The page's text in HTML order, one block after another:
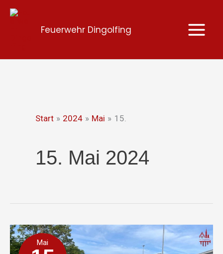
Zum
Feuerwehr Dingolfing
Start 2024 Mai 15.
15. Mai 2024
Mai
Ölspur